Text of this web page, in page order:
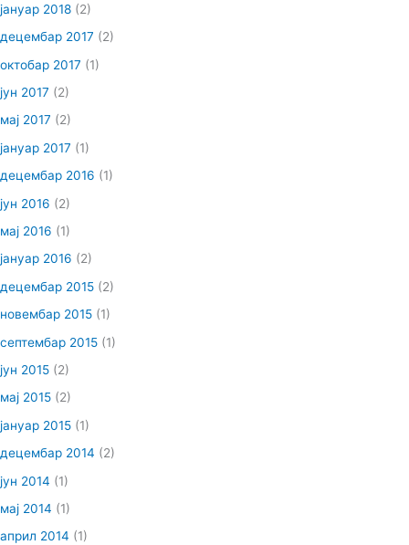
јануар 2018 (2)
децембар 2017 (2)
октобар 2017 (1)
јун 2017 (2)
мај 2017 (2)
јануар 2017 (1)
децембар 2016 (1)
јун 2016 (2)
мај 2016 (1)
јануар 2016 (2)
децембар 2015 (2)
новембар 2015 (1)
септембар 2015 (1)
јун 2015 (2)
мај 2015 (2)
јануар 2015 (1)
децембар 2014 (2)
јун 2014 (1)
мај 2014 (1)
април 2014 (1)